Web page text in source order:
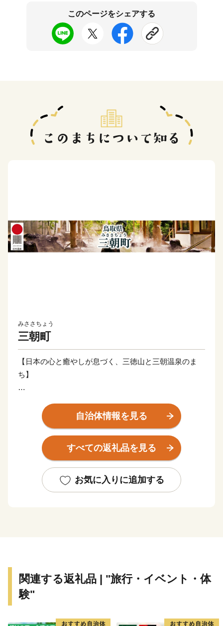
このページをシェアする
みささちょう
三朝町
【日本の心と癒やしが息づく、三徳山と三朝温泉のま
ち】
に包まれた湯と山の町です。町の主な産業は「観光」と
「農林業」です。
観光では、世界屈指のラドン含有量を誇り、古くから湯
治の名湯として親しまれる「三朝温泉」や、国宝・投入
これらは日本遺産にも認定された本町が誇るべき資源で
あり、訪れる方々の心を深く癒やす場所として恵みをも
自治体情報を見る
すべての返礼品を見る
お気に入りに追加する
関連する返礼品 | "旅行・イベント・体
験"